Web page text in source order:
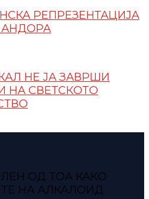
РЕПРЕЗЕНТАЦИЈА
НЕ ЈА ЗАВРШИ
НА СВЕТСКОТО